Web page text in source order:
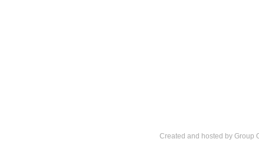
Created and hosted by Group